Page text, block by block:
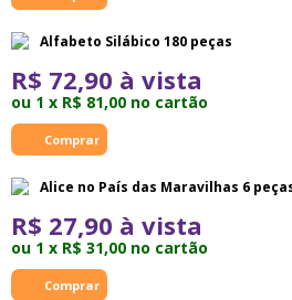
Alfabeto Silábico 180 peças
R$ 72,90 à vista
ou 1 x R$ 81,00 no cartão
Alice no País das Maravilhas 6
R$ 27,90 à vista
ou 1 x R$ 31,00 no cartão